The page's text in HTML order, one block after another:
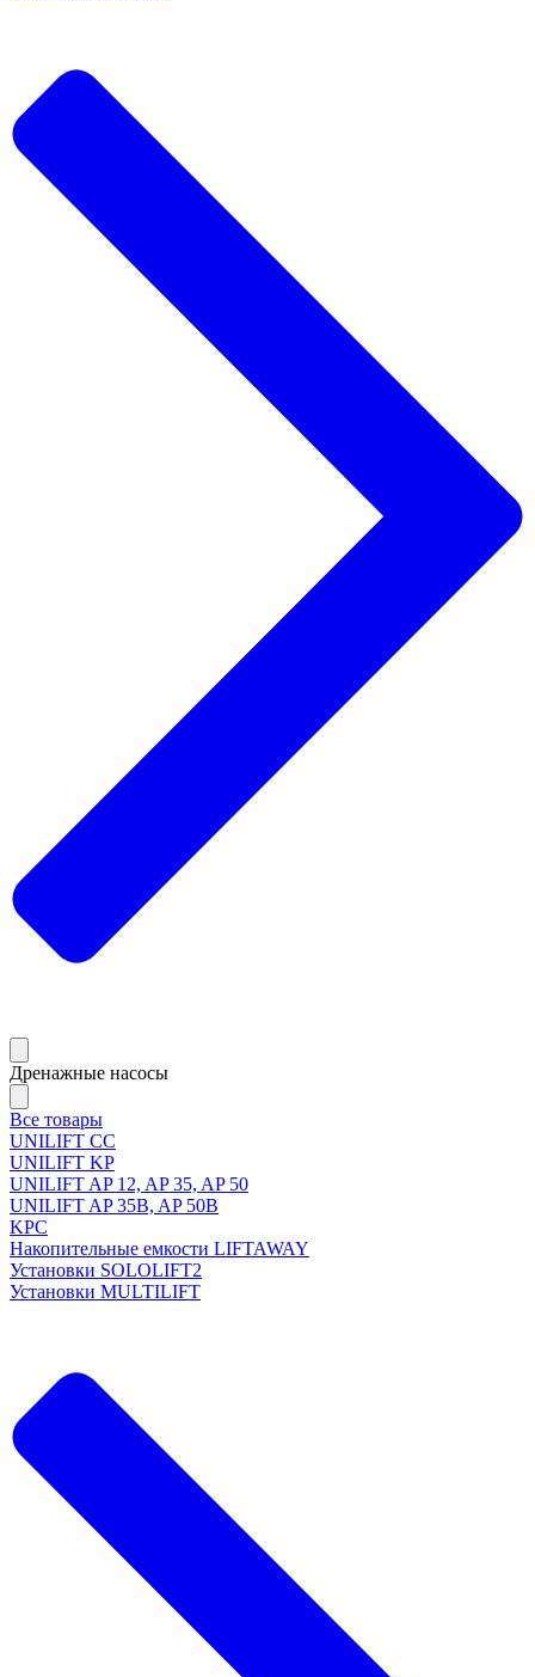
Дренажные насосы
Все товары
UNILIFT CC
UNILIFT KP
UNILIFT AP 12, AP 35, AP 50
UNILIFT AP 35B, AP 50B
KPC
Накопительные емкости LIFTAWAY
Установки SOLOLIFT2
Установки MULTILIFT